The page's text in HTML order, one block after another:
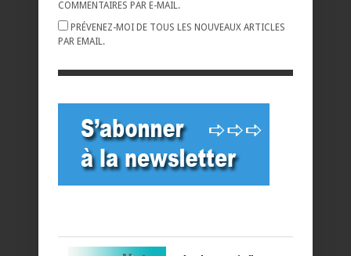
COMMENTAIRES PAR E-MAIL.
PRÉVENEZ-MOI DE TOUS LES NOUVEAUX ARTICLES
PAR EMAIL.